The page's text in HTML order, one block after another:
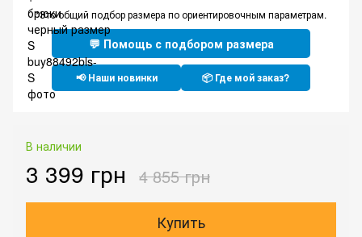
*Это общий подбор размера по ориентировочным параметрам.
💬 Помощь с подбором размера
📢 Наши новинки 📦 Где мой заказ?
В наличии
3 399 грн 4 855 грн
Купить